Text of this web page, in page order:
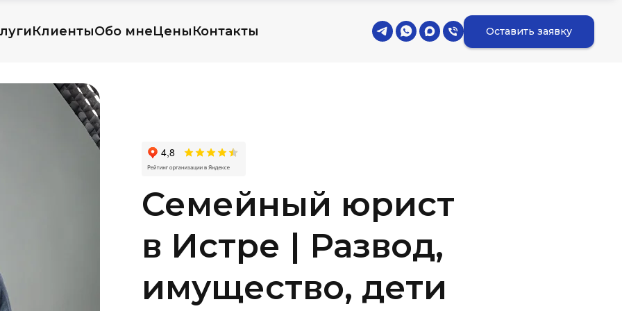
КлиентыОбо мнеЦеныКонтакты Оставить заявку
Семейный юрист
в Истре | Развод,
имущество, дети